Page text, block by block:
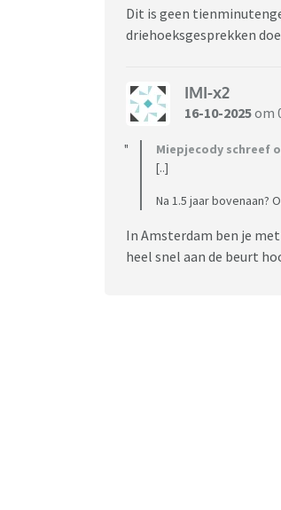
Dit is geen
driehoeksgesprekken
IMI-x2
16-10-2025om
Miepjecody schreef
[..]
Na 1.5 jaar bovenaan?
In Amsterdam ben je
heel snel aan de beurt